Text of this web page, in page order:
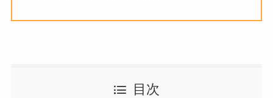
目次